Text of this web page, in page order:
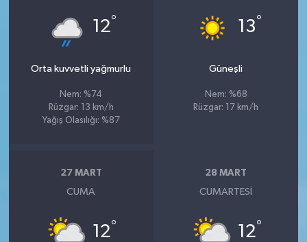
12°
Orta kuvvetli yağmurlu
Nem: %74
Rüzgar: 13 km/h
Yağış Olasılığı: %87
13°
Güneşli
Nem: %68
Rüzgar: 17 km/h
27 MART
CUMA
12°
28 MART
CUMARTESI
12°